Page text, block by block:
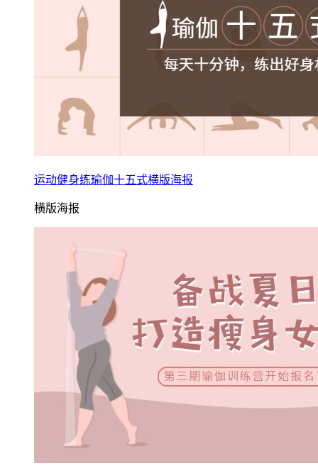
运动健身练瑜伽十五式横版海报
横版海报